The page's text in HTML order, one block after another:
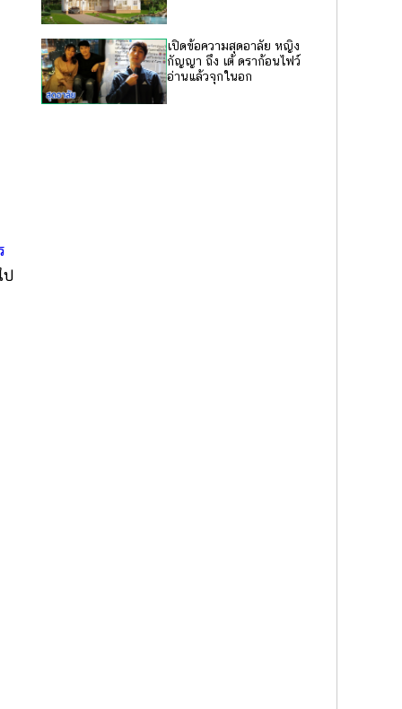
ป
เปิดข้อความสุดอาลัย หญิง
กัญญา ถึง เต้ ดราก้อนไฟว์
อ่านแล้วจุกในอก